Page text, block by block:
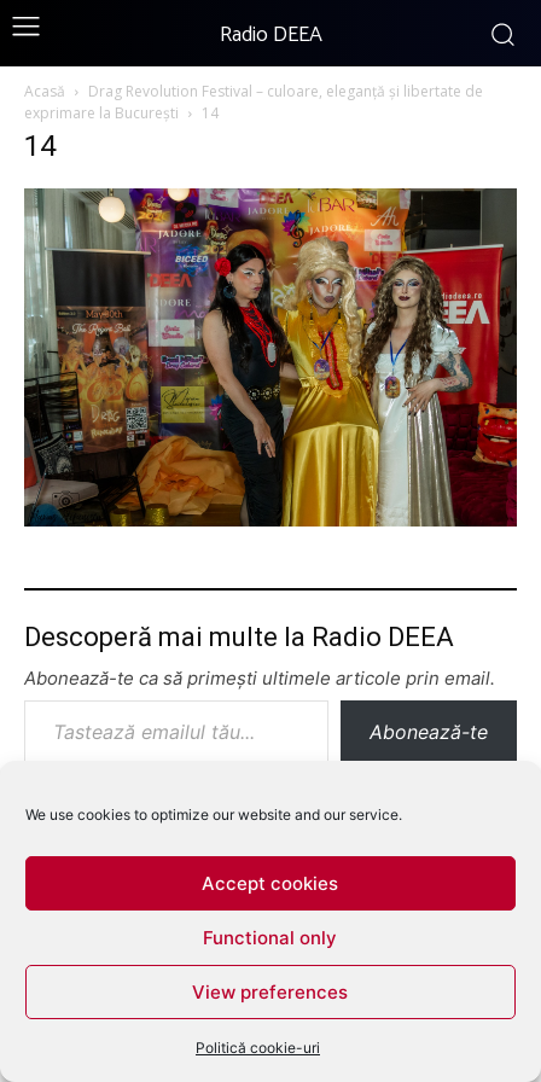
We use cookies to optimize our website and our service.
Accept cookies
Functional only
View preferences
Politică cookie-uri
Radio DEEA
Acasă
Drag Revolution Festival – culoare, eleganță și libertate de
exprimare la București
14
14
Descoperă mai multe la Radio DEEA
Abonează-te ca să primești ultimele articole prin email.
Tastează emailul tău...
Abonează-te